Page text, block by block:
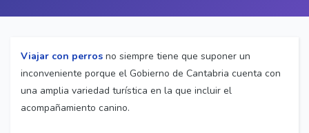
Viajar con perros no siempre tiene que suponer un
inconveniente porque el Gobierno de Cantabria cuenta con
una amplia variedad turística en la que incluir el
acompañamiento canino.